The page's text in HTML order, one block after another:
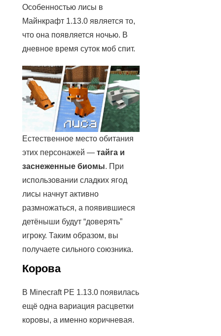
Особенностью лисы в
Майнкрафт 1.13.0 является то,
что она появляется ночью. В
дневное время суток моб спит.
Естественное место обитания
этих персонажей — тайга и
заснеженные биомы. При
использовании сладких ягод
лисы начнут активно
размножаться, а появившиеся
детёныши будут “доверять”
игроку. Таким образом, вы
получаете сильного союзника.
Корова
В Minecraft PE 1.13.0 появилась
ещё одна вариация расцветки
коровы, а именно коричневая.